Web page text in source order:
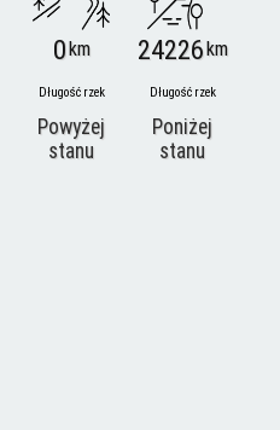
0km
Długość rzek
Powyżej
stanu
24226km
Długość rzek
Poniżej
stanu